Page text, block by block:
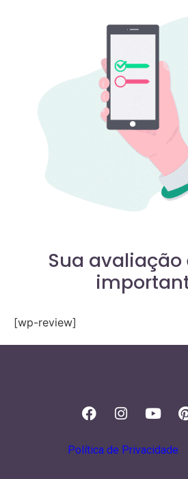
Sua
[wp-review]
Política de Privacidade